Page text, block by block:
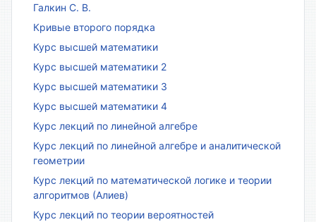
Галкин С. В.
Кривые второго порядка
Курс высшей математики
Курс высшей математики 2
Курс высшей математики 3
Курс высшей математики 4
Курс лекций по линейной алгебре
Курс лекций по линейной алгебре и аналитической
геометрии
Курс лекций по математической логике и теории
алгоритмов (Алиев)
Курс лекций по теории вероятностей